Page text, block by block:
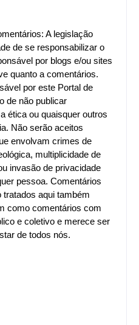
A legislação
de se responsabilizar o
por blogs e/ou sites
quanto a comentários.
por este Portal de
de não publicar
ética ou quaisquer outros
Não serão aceitos
envolvam crimes de
multiplicidade de
invasão de privacidade
pessoa. Comentários
aqui também
como comentários com
e coletivo e merece ser
de todos nós.